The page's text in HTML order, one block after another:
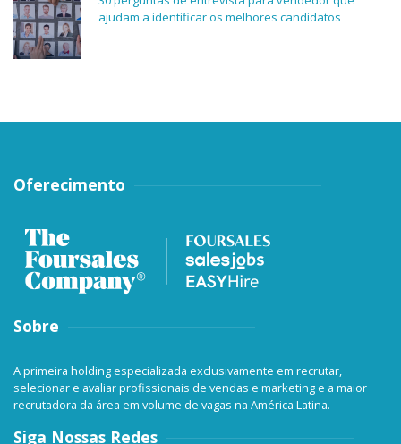
ajudam a identificar os melhores candidatos
Oferecimento
Sobre
A primeira holding especializada exclusivamente em recrutar,
selecionar e avaliar profissionais de vendas e marketing e a maior
recrutadora da área em volume de vagas na América Latina.
Siga Nossas Redes